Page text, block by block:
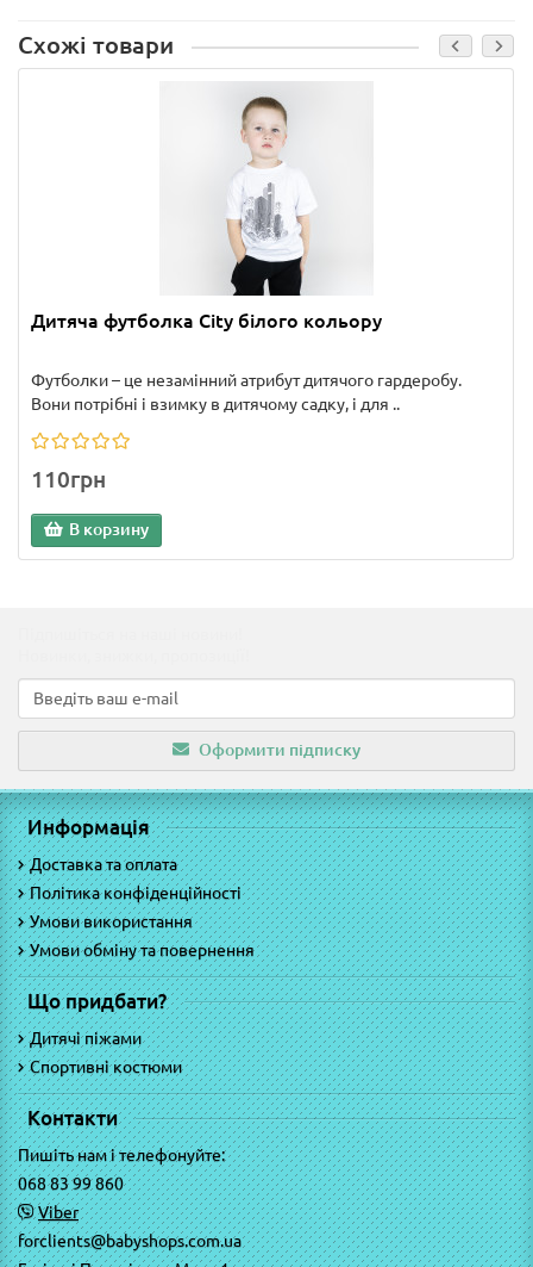
Схожі товари
Дитяча футболка City білого кольору
Футболки – це незамінний атрибут дитячого гардеробу.
Вони потрібні і взимку в дитячому садку, і для ..
110грн
В корзину
Оформити підписку
Информація
Доставка та оплата
Політика конфіденційності
Умови використання
Умови обміну та повернення
Що придбати?
Дитячі піжами
Спортивні костюми
Контакти
Пишіть нам і телефонуйте:
068 83 99 860
Viber
forclients@babyshops.com.ua